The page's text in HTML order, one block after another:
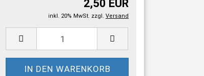
2,50 EUR
inkl. 20% MwSt. zzgl. Versand